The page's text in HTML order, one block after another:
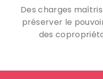
Des charges
préserver le
des